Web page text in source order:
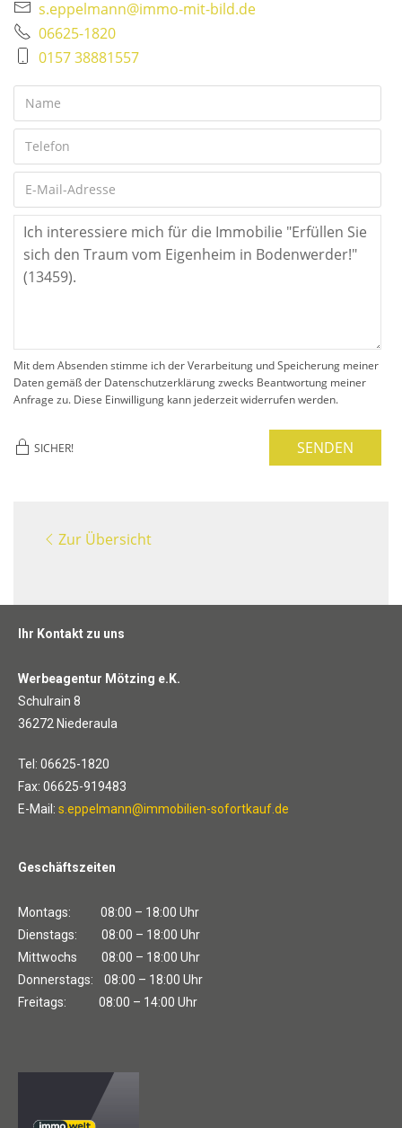
s.eppelmann@immo-mit-bild.de
06625-1820
0157 38881557
Mit dem Absenden stimme ich der Verarbeitung und Speicherung meiner
Daten gemäß der Datenschutzerklärung zwecks Beantwortung meiner
Anfrage zu. Diese Einwilligung kann jederzeit widerrufen werden.
SICHER! SENDEN
Zur Übersicht
Ihr Kontakt zu uns
Werbeagentur Mötzing e.K.
Schulrain 8
36272 Niederaula
Tel: 06625-1820
Fax: 06625-919483
E-Mail: s.eppelmann@immobilien-sofortkauf.de
Geschäftszeiten
Montags: 08:00 – 18:00 Uhr
Dienstags: 08:00 – 18:00 Uhr
Mittwochs 08:00 – 18:00 Uhr
Donnerstags: 08:00 – 18:00 Uhr
Freitags: 08:00 – 14:00 Uhr